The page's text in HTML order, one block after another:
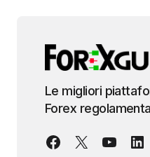
Le migliori
Forex